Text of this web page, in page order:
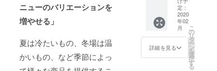
ニューのバリエーションを
増やせる」
夏は冷たいもの、冬場は温
かいもの、など季節によっ
シャツ
の種類
（①〜
④）、
サイズ
をお選
ネック
レス」
⑤オリ
ジナルT
シャツ
＆オリ
紙、ま
たは電
②「dor
e
dore?」
のス
定：
2020
年02
月
詳細を見る
こ
の
リ
タ
ー
ン
を
選
択
す
る